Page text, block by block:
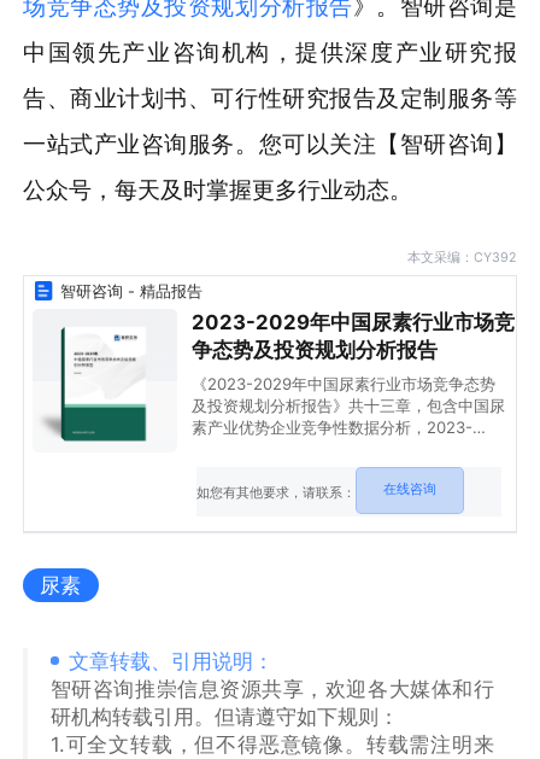
中国领先产业咨询机构，提供深度产业研究报
告、商业计划书、可行性研究报告及定制服务等
一站式产业咨询服务。您可以关注【智研咨询】
公众号，每天及时掌握更多行业动态。
本文采编：CY392
智研咨询 - 精品报告
2023-2029年中国尿素行业市场竞
争态势及投资规划分析报告
《2023-2029年中国尿素行业市场竞争态势
及投资规划分析报告》共十三章，包含中国尿
素产业优势企业竞争性数据分析，2023-
2023-2029年中国尿素产业投资战略研究等
内容。
如您有其他要求，请联系： 在线咨询
尿素
文章转载、引用说明：
智研咨询推崇信息资源共享，欢迎各大媒体和行
研机构转载引用。但请遵守如下规则：
1.可全文转载，但不得恶意镜像。转载需注明来